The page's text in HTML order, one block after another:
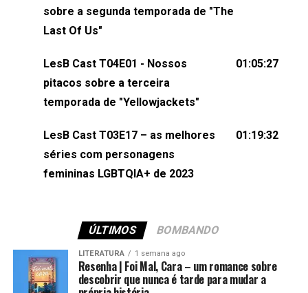
sociais:Twitter: ⁠⁠⁠⁠@lesbout_br⁠⁠⁠⁠ Instagram: ⁠⁠⁠⁠@lesbout_br⁠⁠⁠⁠
(⁠⁠⁠⁠⁠⁠@KarolenPassos⁠⁠⁠⁠⁠⁠)Participação de Bruna Fentanes
(⁠⁠⁠⁠@brunarfentanes⁠⁠⁠⁠) e Pollyelly FlorêncioEdição de
Naiady Machado
sobre a segunda temporada de "The
Last Of Us"
LesB Cast T04E01 - Nossos
pitacos sobre a terceira
temporada de "Yellowjackets"
01:05:27
LesB Cast T03E17 – as melhores
séries com personagens
femininas LGBTQIA+ de 2023
01:19:32
ÚLTIMOS BOMBANDO
LITERATURA 1 semana ago
Resenha | Foi Mal, Cara – um romance sobre
descobrir que nunca é tarde para mudar a